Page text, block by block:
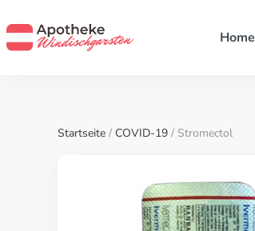
Home
Startseite / COVID-19 / Stromectol